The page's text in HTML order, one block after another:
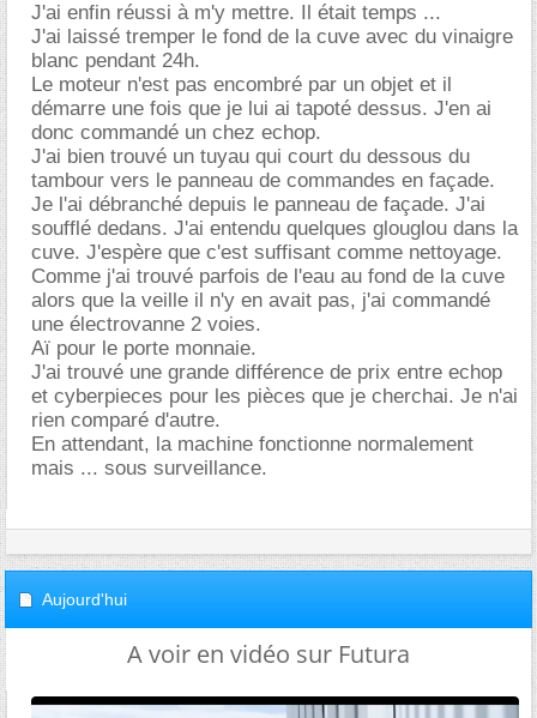
J'ai enfin réussi à m'y mettre. Il était temps ...
J'ai laissé tremper le fond de la cuve avec du vinaigre
blanc pendant 24h.
Le moteur n'est pas encombré par un objet et il
démarre une fois que je lui ai tapoté dessus. J'en ai
donc commandé un chez echop.
J'ai bien trouvé un tuyau qui court du dessous du
tambour vers le panneau de commandes en façade.
Je l'ai débranché depuis le panneau de façade. J'ai
soufflé dedans. J'ai entendu quelques glouglou dans la
cuve. J'espère que c'est suffisant comme nettoyage.
Comme j'ai trouvé parfois de l'eau au fond de la cuve
alors que la veille il n'y en avait pas, j'ai commandé
une électrovanne 2 voies.
Aï pour le porte monnaie.
J'ai trouvé une grande différence de prix entre echop
et cyberpieces pour les pièces que je cherchai. Je n'ai
rien comparé d'autre.
En attendant, la machine fonctionne normalement
mais ... sous surveillance.
Aujourd'hui
A voir en vidéo sur Futura